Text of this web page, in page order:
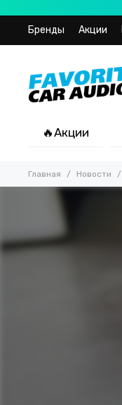
Бренды
Акции
🔥Акции
Главная Новости